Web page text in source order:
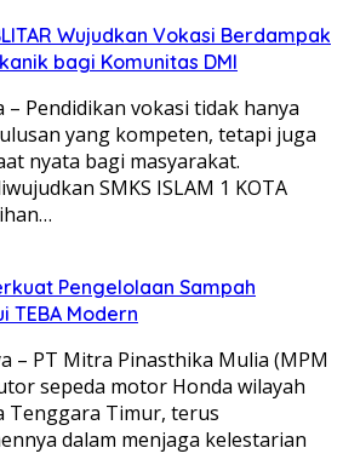
Wujudkan Vokasi Berdampak
bagi Komunitas DMI
– Pendidikan vokasi tidak hanya
yang kompeten, tetapi juga
nyata bagi masyarakat.
SMKS ISLAM 1 KOTA
Pengelolaan Sampah
TEBA Modern
– PT Mitra Pinasthika Mulia (MPM
sepeda motor Honda wilayah
Tenggara Timur, terus
dalam menjaga kelestarian